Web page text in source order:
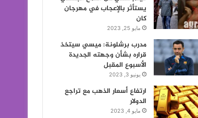
يستأثر بالإعجاب في مهرجان
كان
مايو 25, 2023
مدرب برشلونة: ميسي سيتخذ
قراره بشأن وجهته الجديدة
الأسبوع المقبل
يونيو 3, 2023
ارتفاع أسعار الذهب مع تراجع
الدولار
مايو 4, 2023